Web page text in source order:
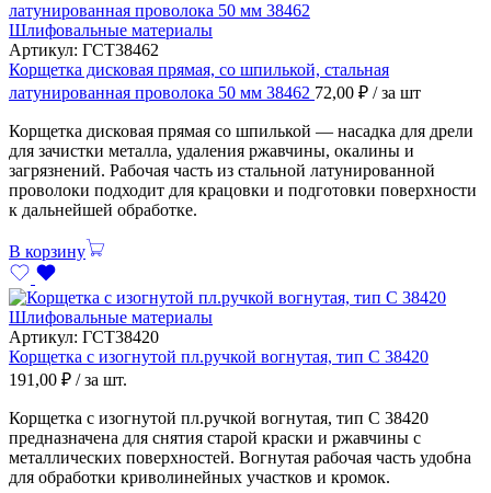
Шлифовальные материалы
Артикул: ГСТ38462
Корщетка дисковая прямая, со шпилькой, стальная
латунированная проволока 50 мм 38462 72,00 ₽ / за шт
Корщетка дисковая прямая со шпилькой — насадка для дрели
для зачистки металла, удаления ржавчины, окалины и
загрязнений. Рабочая часть из стальной латунированной
проволоки подходит для крацовки и подготовки поверхности
к дальнейшей обработке.
В корзину
Шлифовальные материалы
Артикул: ГСТ38420
Корщетка с изогнутой пл.ручкой вогнутая, тип С 38420
191,00 ₽ / за шт.
Корщетка с изогнутой пл.ручкой вогнутая, тип С 38420
предназначена для снятия старой краски и ржавчины с
металлических поверхностей. Вогнутая рабочая часть удобна
для обработки криволинейных участков и кромок.